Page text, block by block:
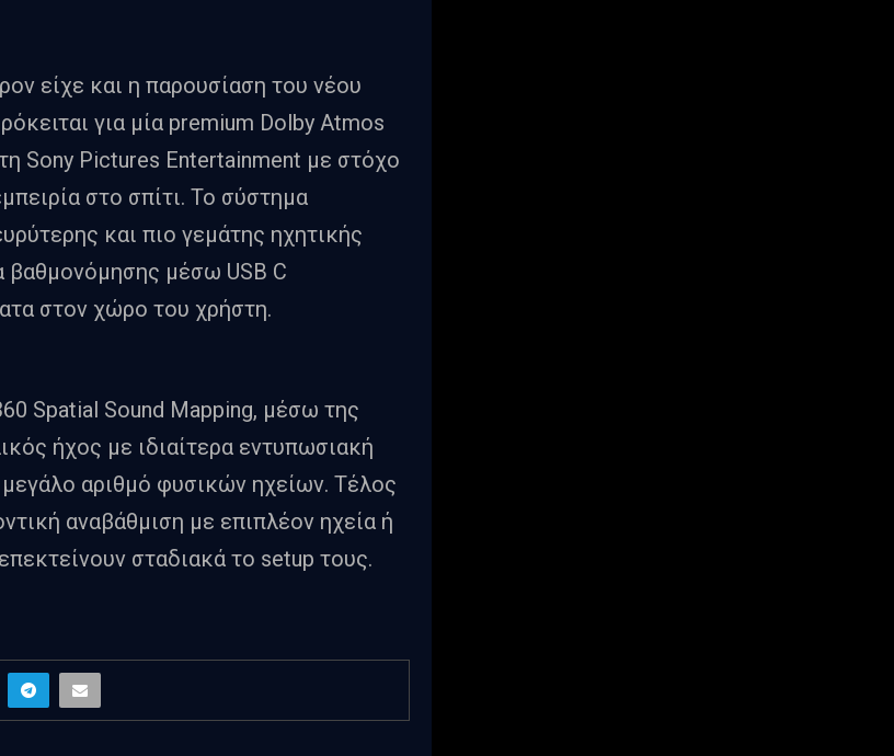
είχε και η παρουσίαση του νέου
για μία premium Dolby Atmos
Sony Pictures Entertainment με στόχο
στο σπίτι. Το σύστημα
και πιο γεμάτης ηχητικής
βαθμονόμησης μέσω USB C
στον χώρο του χρήστη.
Spatial Sound Mapping, μέσω της
ήχος με ιδιαίτερα εντυπωσιακή
αριθμό φυσικών ηχείων. Τέλος
αναβάθμιση με επιπλέον ηχεία ή
σταδιακά το setup τους.